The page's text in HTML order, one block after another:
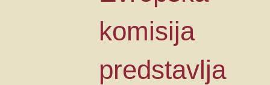
komisija
predstavlja